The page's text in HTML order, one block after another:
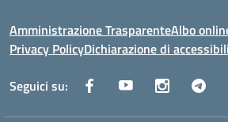
Amministrazione TrasparenteAlbo
Privacy PolicyDichiarazione di
Seguici su: